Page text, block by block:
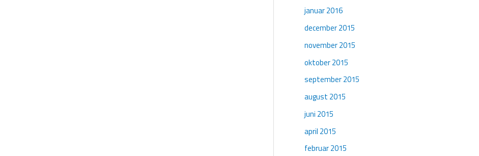
januar 2016
december 2015
november 2015
oktober 2015
september 2015
august 2015
juni 2015
april 2015
februar 2015